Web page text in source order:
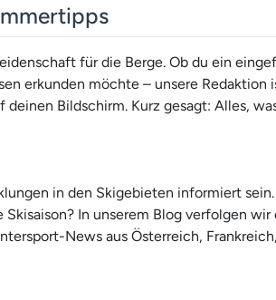
für die Berge. Ob du ein
erkunden möchte – unsere
Bildschirm. Kurz gesagt: Alles,
in den Skigebieten informiert
In unserem Blog verfolgen
News aus Österreich,